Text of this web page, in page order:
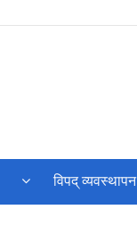
विपद् व्यवस्थापन